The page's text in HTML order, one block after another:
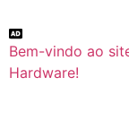
Bem-vindo ao
Hardware!